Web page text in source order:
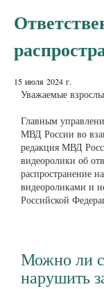
15 июля 2024 г.
Уважаемые
Главным
МВД России во
редакция МВД
видеоролики об
распространение
видеороликами и
Российской
Можно ли
нарушить